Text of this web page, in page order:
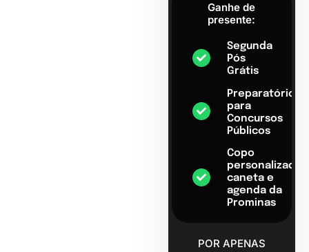
Ganhe de
presente:
Segunda
Pós
Grátis
Preparatório
para
Concursos
Públicos
Copo
personalizado,
caneta e
agenda da
Prominas
POR APENAS